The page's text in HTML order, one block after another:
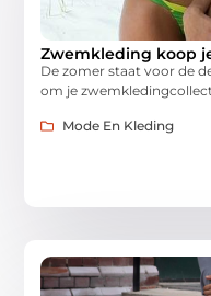
Zwemkleding koop
De zomer staat voor de
om je
Mode En Kleding